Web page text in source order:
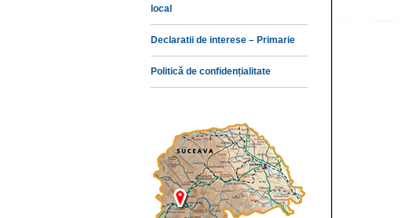
local
Declaratii de interese – Primarie
Politică de confidențialitate